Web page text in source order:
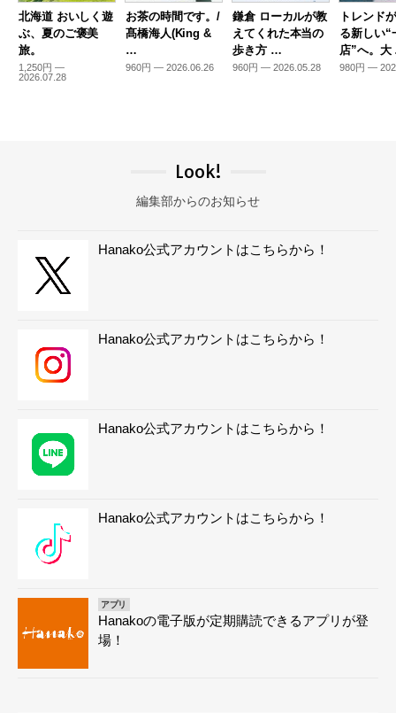
北海道 おいしく遊
ぶ、夏のご褒美
旅。
1,250円 —
2026.07.28
お茶の時間です。/
髙橋海人(King &
…
960円 — 2026.06.26
鎌倉 ローカルが教
えてくれた本当の
歩き方 …
960円 — 2026.05.28
トレンド
る新しい“
店”へ。
980円 —
Look!
編集部からのお知らせ
Hanako公式アカウントはこちらから！
Hanako公式アカウントはこちらから！
Hanako公式アカウントはこちらから！
Hanako公式アカウントはこちらから！
アプリ
Hanakoの電子版が定期購読できるアプリが登
場！